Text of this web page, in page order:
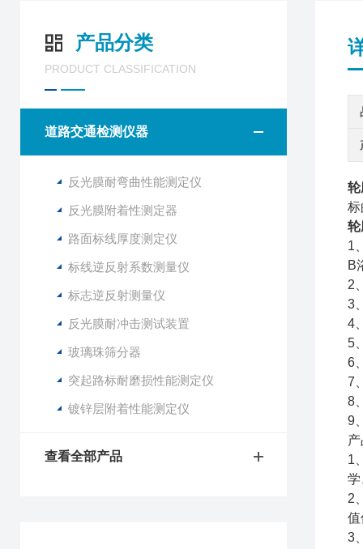
产品分类
PRODUCT CLASSIFICATION
道路交通检测仪器
反光膜耐弯曲性能测定仪
反光膜附着性测定器
路面标线厚度测定仪
标线逆反射系数测量仪
标志逆反射测量仪
反光膜耐冲击测试装置
玻璃珠筛分器
突起路标耐磨损性能测定仪
镀锌层附着性能测定仪
查看全部产品
轮
标
轮
1
B
2
3
4
5
6
7
8
9
1
2
3